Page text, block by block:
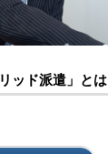
ッド派遣」とは